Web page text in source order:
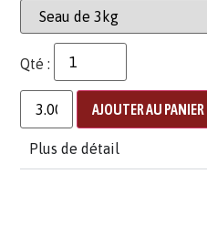
Qté :
AJOUTER AU PANIER
Plus de détail